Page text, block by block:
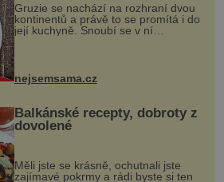
Gruzie se nachází na rozhraní dvou
kontinentů a právě to se promítá i do
její kuchyně. Snoubí se v ní
evropské a asijské chutě a díky tomu
pokrmy, které rozhodně st...
nejsemsama.cz
Balkánské recepty, dobroty z
dovolené
Měli jste se krásně, ochutnali jste
zajímavé pokrmy a rádi byste si ten